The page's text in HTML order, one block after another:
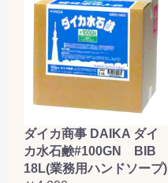
ダイカ商事 DAIKA ダイ
カ水石鹸#100GN BIB
18L(業務用ハンドソープ)